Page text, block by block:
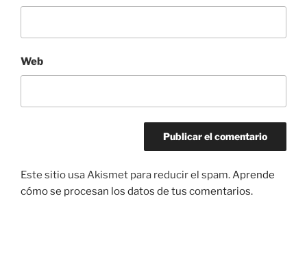
Web
Este sitio usa Akismet para reducir el spam. Aprende
cómo se procesan los datos de tus comentarios.